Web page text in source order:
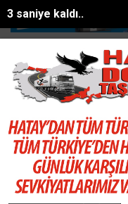
2 saniye kaldı..
SON DAKİKA:
vurup sakat bıraktılar